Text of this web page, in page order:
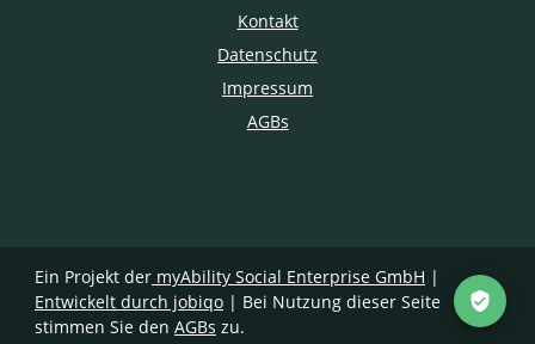
Kontakt
Datenschutz
Impressum
AGBs
Ein Projekt der myAbility Social Enterprise GmbH |
Entwickelt durch jobiqo | Bei Nutzung dieser Seite
stimmen Sie den AGBs zu.